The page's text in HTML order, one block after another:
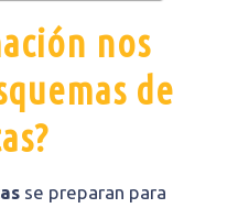
nos
de
se preparan para